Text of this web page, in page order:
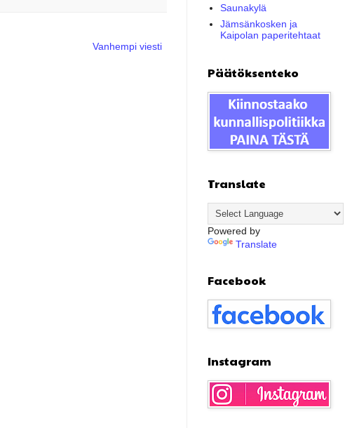
Vanhempi viesti
Saunakylä
Jämsänkosken ja
Kaipolan paperitehtaat
Päätöksenteko
Translate
Powered by
Translate
Facebook
Instagram